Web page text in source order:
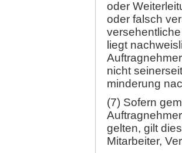
oder
oder falsch
liegt
nicht
minderung
(7) Sofern
gelten, gilt
Mitarbeiter,